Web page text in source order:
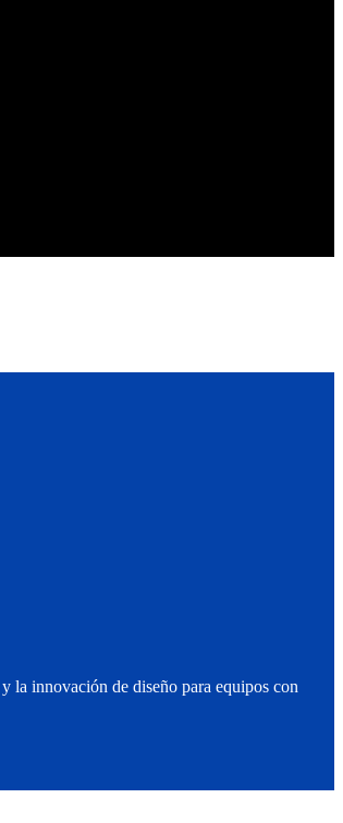
la innovación de diseño para equipos con